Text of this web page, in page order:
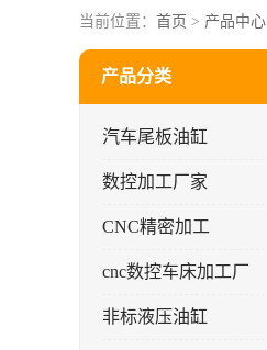
当前位置： 首页 > 产品中心
产品分类
汽车尾板油缸
数控加工厂家
CNC精密加工
cnc数控车床加工厂
非标液压油缸